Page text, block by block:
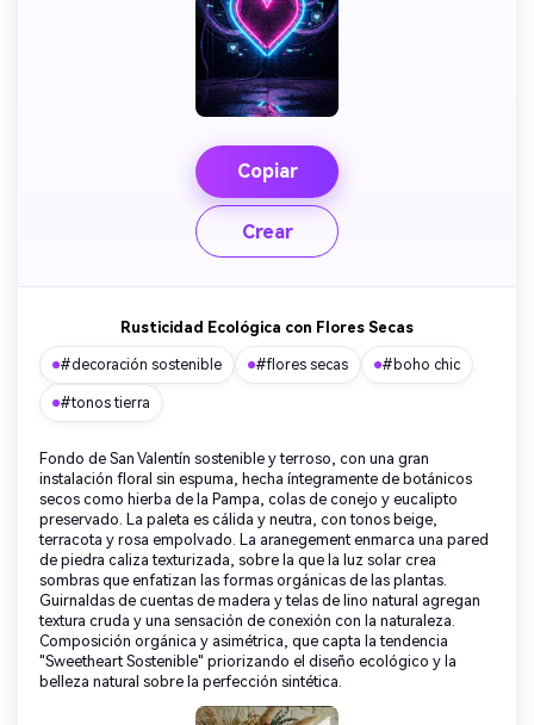
Copiar
Crear
Rusticidad Ecológica con Flores Secas
#decoración sostenible #flores secas #boho chic
#tonos tierra
Fondo de San Valentín sostenible y terroso, con una gran
instalación floral sin espuma, hecha íntegramente de botánicos
secos como hierba de la Pampa, colas de conejo y eucalipto
preservado. La paleta es cálida y neutra, con tonos beige,
terracota y rosa empolvado. La aranegement enmarca una pared
de piedra caliza texturizada, sobre la que la luz solar crea
sombras que enfatizan las formas orgánicas de las plantas.
Guirnaldas de cuentas de madera y telas de lino natural agregan
textura cruda y una sensación de conexión con la naturaleza.
Composición orgánica y asimétrica, que capta la tendencia
"Sweetheart Sostenible" priorizando el diseño ecológico y la
belleza natural sobre la perfección sintética.